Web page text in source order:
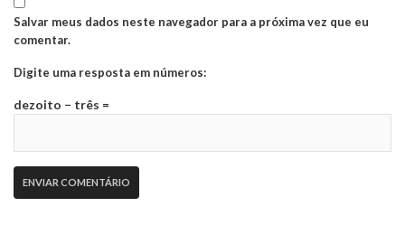
Salvar meus dados neste navegador para a próxima vez que eu
comentar.
Digite uma resposta em números:
dezoito − três =